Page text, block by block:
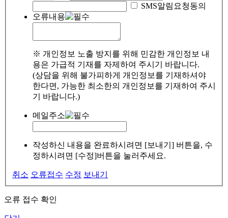
SMS알림요청동의
오류내용
※ 개인정보 노출 방지를 위해 민감한 개인정보 내
용은 가급적 기재를 자제하여 주시기 바랍니다.
(상담을 위해 불가피하게 개인정보를 기재하셔야
한다면, 가능한 최소한의 개인정보를 기재하여 주시
기 바랍니다.)
메일주소
작성하신 내용을 완료하시려면 [보내기] 버튼을, 수
정하시려면 [수정]버튼을 눌러주세요.
취소 오류접수 수정 보내기
오류 접수 확인